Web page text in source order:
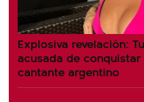
Explosiva revelación:
acusada de
cantante argentino